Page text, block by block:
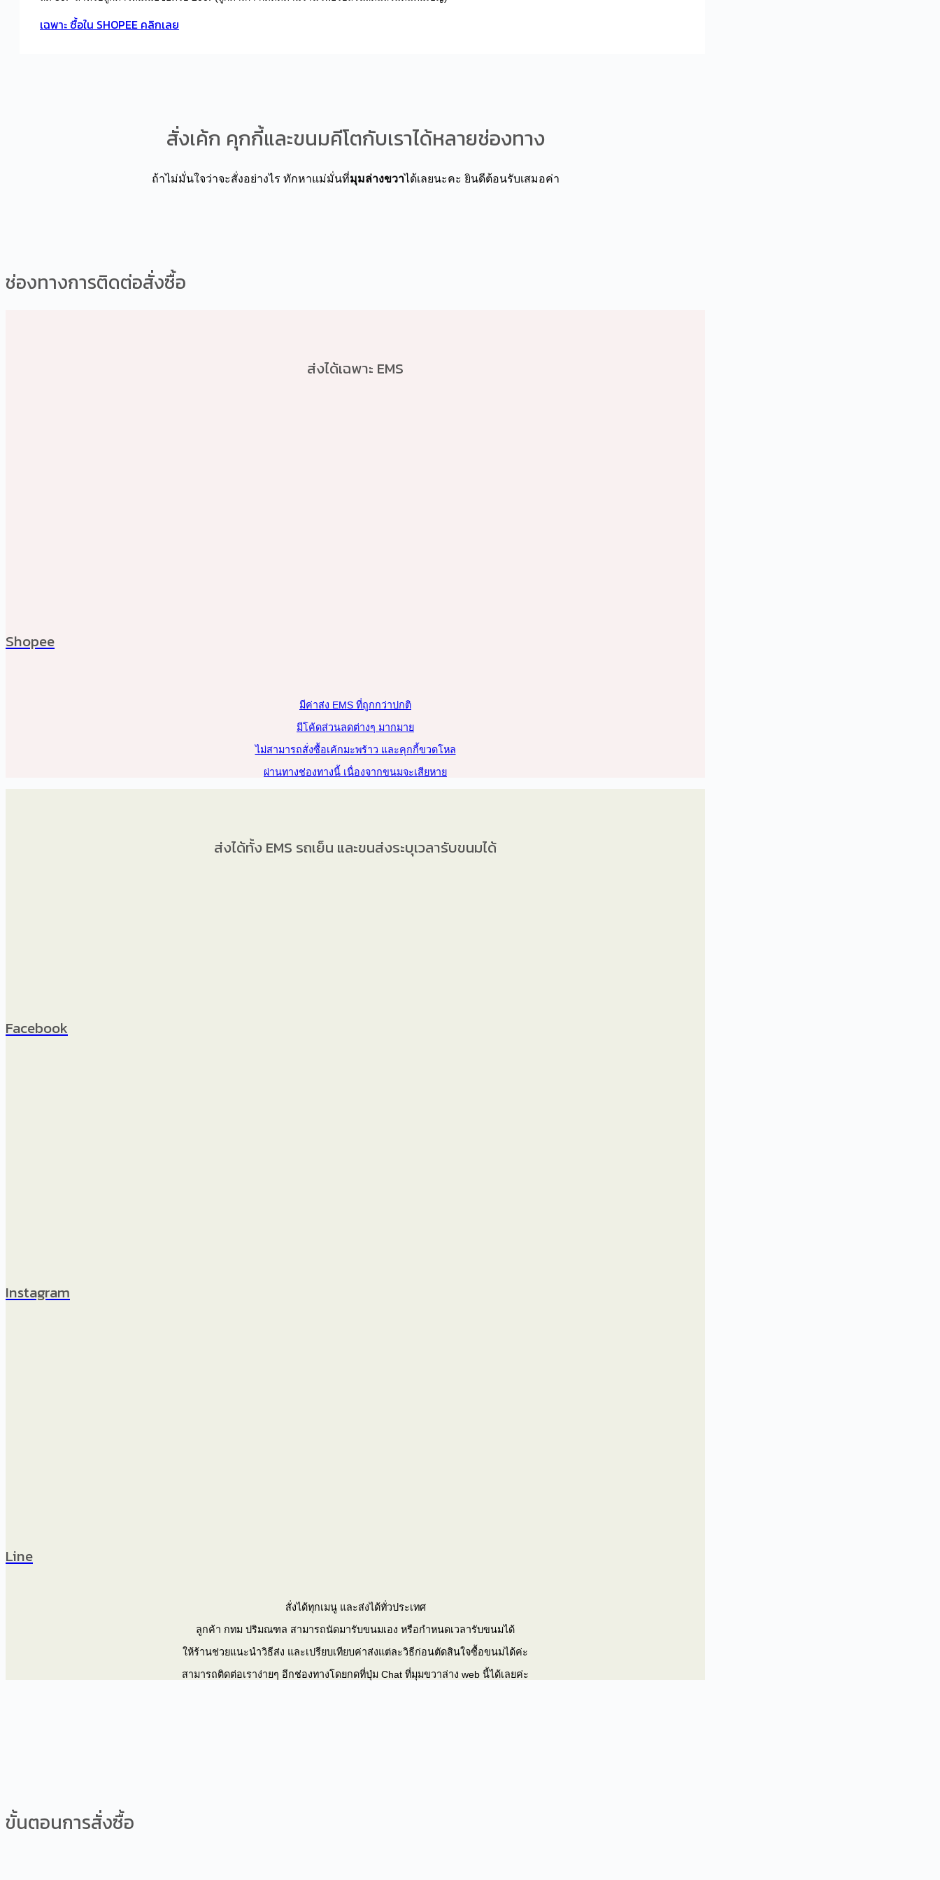
เฉพาะ ซื้อใน SHOPEE คลิกเลย
สั่งเค้ก คุกกี้และขนมคีโตกับเราได้หลายช่องทาง
ถ้าไม่มั่นใจว่าจะสั่งอย่างไร ทักหาแม่มั่นที่มุมล่างขวาได้เลยนะคะ ยินดีต้อนรับเสมอค่า
ช่องทางการติดต่อสั่งซื้อ
ส่งได้เฉพาะ EMS
Shopee
มีค่าส่ง EMS ที่ถูกกว่าปกติ
มีโค้ดส่วนลดต่างๆ มากมาย
ไม่สามารถสั่งซื้อเค้กมะพร้าว และคุกกี้ขวดโหล
ผ่านทางช่องทางนี้ เนื่องจากขนมจะเสียหาย
ส่งได้ทั้ง EMS รถเย็น และขนส่งระบุเวลารับขนมได้
Facebook
Instagram
Line
สั่งได้ทุกเมนู และส่งได้ทั่วประเทศ
ลูกค้า กทม ปริมณฑล สามารถนัดมารับขนมเอง หรือกำหนดเวลารับขนมได้
ให้ร้านช่วยแนะนำวิธีส่ง และเปรียบเทียบค่าส่งแต่ละวิธีก่อนตัดสินใจซื้อขนมได้ค่ะ
สามารถติดต่อเราง่ายๆ อีกช่องทางโดยกดที่ปุ่ม Chat ที่มุมขวาล่าง web นี้ได้เลยค่ะ
ขั้นตอนการสั่งซื้อ